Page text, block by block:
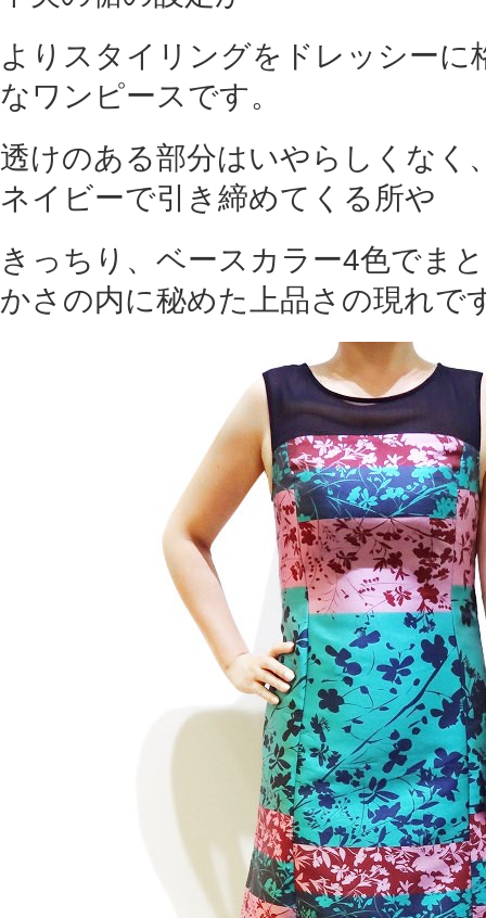
よりスタイリングをドレッシーに
なワンピースです。
透けのある部分はいやらしくなく
ネイビーで引き締めてくる所や
きっちり、ベースカラー4色でま
かさの内に秘めた上品さの現れで